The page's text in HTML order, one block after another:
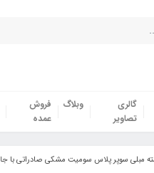
گالری
تصاویر
وبلاگ
فروش
عمده
مبلی سوپر پلاس سومیت مشکی صادراتی با